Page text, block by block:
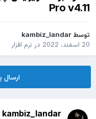
Pro v4.11
توسط kambiz_landar
20 اسفند، 2022
در نرم افزار
ارسال
kambiz_landar